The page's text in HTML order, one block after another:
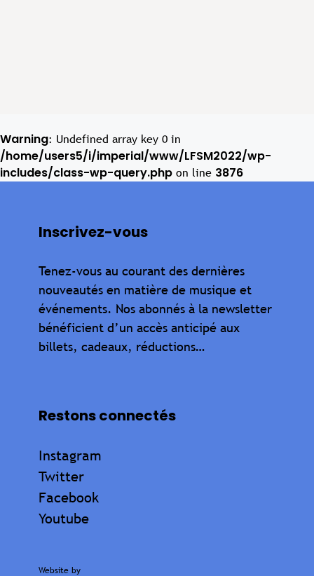
Warning: Undefined array key 0 in
/home/users5/i/imperial/www/LFSM2022/wp-
includes/class-wp-query.php on line 3876
Inscrivez-vous
Tenez-vous au courant des dernières
nouveautés en matière de musique et
événements. Nos abonnés à la newsletter
bénéficient d’un accès anticipé aux
billets, cadeaux, réductions…
Restons connectés
Instagram
Twitter
Facebook
Youtube
Website by